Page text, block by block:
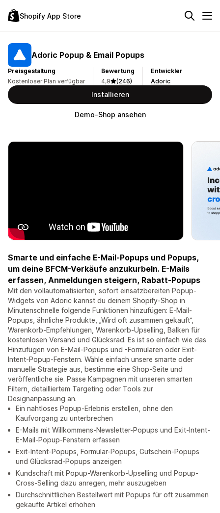
Shopify App Store
Adoric Popup & Email Popups
Preisgestaltung
Kostenloser Plan verfügbar
Bewertung
4,9
(246)
Entwickler
Adoric
Installieren
Demo-Shop ansehen
Smarte und einfache E-Mail-Popups und Popups,
um deine BFCM-Verkäufe anzukurbeln. E-Mails
erfassen, Anmeldungen steigern, Rabatt-Popups
Mit den vollautomatisierten, sofort einsatzbereiten Popup-
Widgets von Adoric kannst du deinem Shopify-Shop in
Minutenschnelle folgende Funktionen hinzufügen: E-Mail-
Popups, ähnliche Produkte, „Wird oft zusammen gekauft“,
Warenkorb-Empfehlungen, Warenkorb-Upselling, Balken für
kostenlosen Versand und Glücksrad. Es ist so einfach wie das
Hinzufügen von E-Mail-Popups und -Formularen oder Exit-
Intent-Popup-Fenstern. Wähle einfach unsere smarte oder
manuelle Strategie aus, bestimme eine Shop-Seite und
veröffentliche sie. Passe Kampagnen mit unseren smarten
Filtern, detailliertem Targeting oder Tools zur
Designanpassung an.
Ein nahtloses Popup-Erlebnis erstellen, ohne den
Kaufvorgang zu unterbrechen
E-Mails mit Willkommens-Newsletter-Popups und Exit-Intent-
E-Mail-Popup-Fenstern erfassen
Exit-Intent-Popups, Formular-Popups, Gutschein-Popups
und Glücksrad-Popups anzeigen
Kundschaft mit Popup-Warenkorb-Upselling und Popup-
Cross-Selling dazu anregen, mehr auszugeben
Durchschnittlichen Bestellwert mit Popups für oft zusammen
gekaufte Artikel erhöhen